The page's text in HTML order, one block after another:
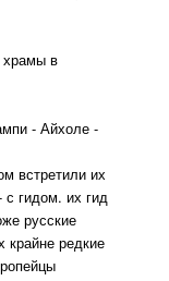
храмы в
- Айхоле -
встретили их
гидом. их гид
русские
крайне редкие